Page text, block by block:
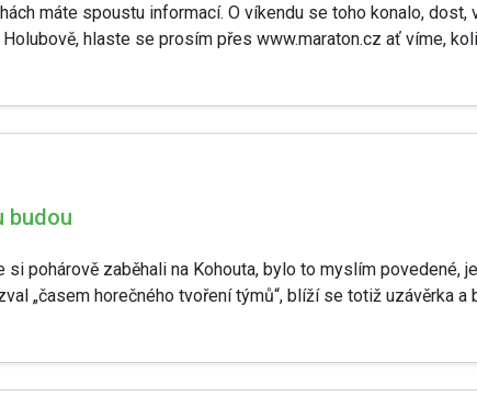
máte spoustu informací. O víkendu se toho konalo,
hlaste se prosím přes www.maraton.cz ať víme,
budou
pohárově zaběhali na Kohouta, bylo to myslím povedené,
„časem horečného tvoření týmů“, blíží se totiž uzávěrka a